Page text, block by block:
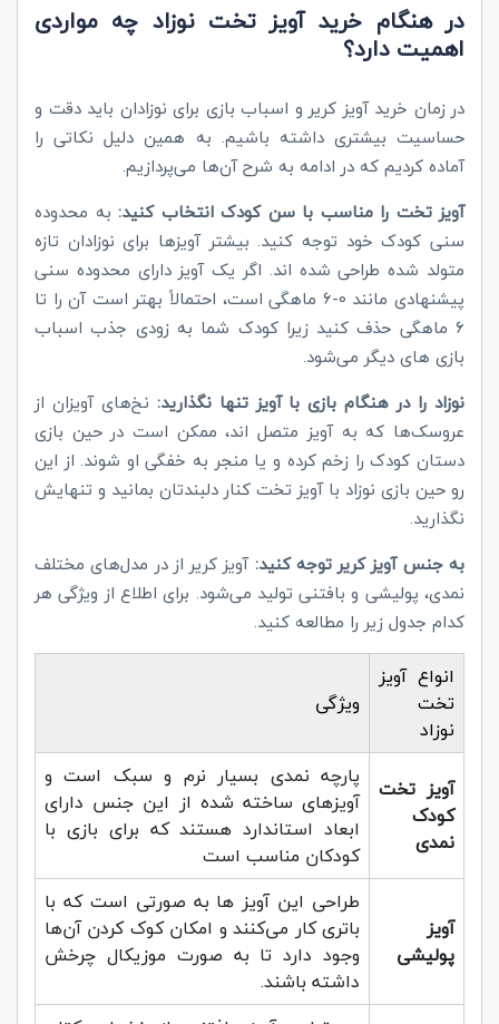
در هنگام خرید آویز تخت نوزاد چه مواردی
اهمیت دارد؟
در زمان خرید آویز کریر و اسباب بازی برای نوزادان باید دقت و
حساسیت بیشتری داشته باشیم. به همین دلیل نکاتی را
آماده کردیم که در ادامه به شرح آن‌ها می‌پردازیم.
آویز تخت را مناسب با سن کودک انتخاب کنید: به محدوده
سنی کودک خود توجه کنید. بیشتر آویزها برای نوزادان تازه
متولد شده طراحی شده اند. اگر یک آویز دارای محدوده سنی
پیشنهادی مانند 0-6 ماهگی است، احتمالاً بهتر است آن را تا
6 ماهگی حذف کنید زیرا کودک شما به زودی جذب اسباب
بازی های دیگر می‌شود.
نوزاد را در هنگام بازی با آویز تنها نگذارید: نخ‌های آویزان از
عروسک‌ها که به آویز متصل اند، ممکن است در حین بازی
دستان کودک را زخم کرده و یا منجر به خفگی او شوند. از این
رو حین بازی نوزاد با آویز تخت کنار دلبندتان بمانید و تنهایش
نگذارید.
به جنس آویز کریر توجه کنید:آویز کریر از در مدل‌های مختلف
نمدی، پولیشی و بافتنی تولید می‌شود. برای اطلاع از ویژگی هر
کدام جدول زیر را مطالعه کنید.
انواع آویز
تخت
نوزاد
ویژگی
آویز تخت
کودک
نمدی
پارچه نمدی بسیار نرم و سبک است و
آویز‌های ساخته شده از این جنس دارای
ابعاد استاندارد هستند که برای بازی با
کودکان مناسب است
آویز
پولیشی
طراحی این آویز ها به صورتی است که با
باتری کار می‌کنند و امکان کوک کردن آن‌ها
وجود دارد تا به صورت موزیکال چرخش
داشته باشند.